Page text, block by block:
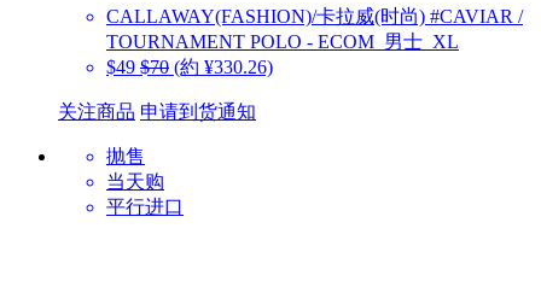
CALLAWAY(FASHION)/卡拉威(时尚) #CAVIAR /
TOURNAMENT POLO - ECOM_男士_XL
$49 $70 (約 ¥330.26)
关注商品 申请到货通知
抛售
当天购
平行进口